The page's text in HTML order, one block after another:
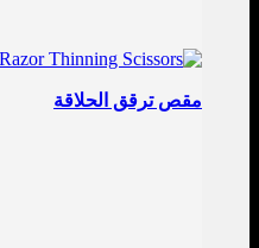
مقص ترقق الحلاقة